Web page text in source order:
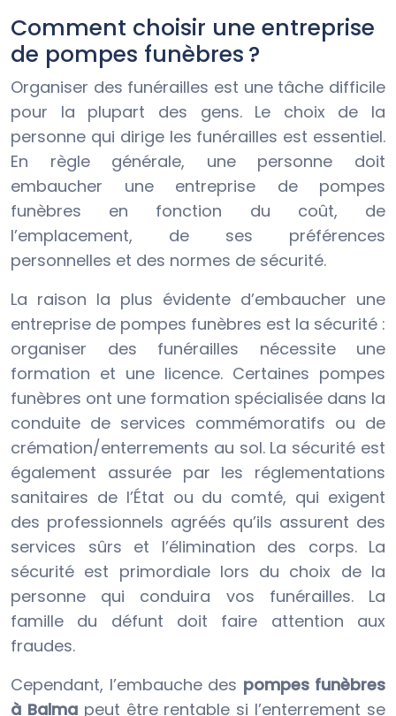
Comment choisir une entreprise
de pompes funèbres ?
Organiser des funérailles est une tâche difficile
pour la plupart des gens. Le choix de la
personne qui dirige les funérailles est essentiel.
En règle générale, une personne doit
embaucher une entreprise de pompes
funèbres en fonction du coût, de
l’emplacement, de ses préférences
personnelles et des normes de sécurité.
La raison la plus évidente d’embaucher une
entreprise de pompes funèbres est la sécurité :
organiser des funérailles nécessite une
formation et une licence. Certaines pompes
funèbres ont une formation spécialisée dans la
conduite de services commémoratifs ou de
crémation/enterrements au sol. La sécurité est
également assurée par les réglementations
sanitaires de l’État ou du comté, qui exigent
des professionnels agréés qu’ils assurent des
services sûrs et l’élimination des corps. La
sécurité est primordiale lors du choix de la
personne qui conduira vos funérailles. La
famille du défunt doit faire attention aux
fraudes.
Cependant, l’embauche des pompes funèbres
à Balmapeut être rentable si l’enterrement se